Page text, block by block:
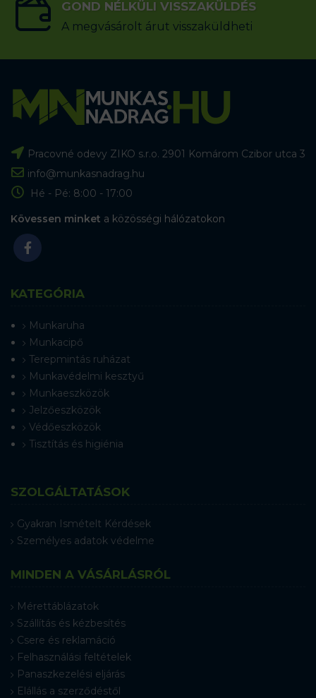
GOND NÉLKÜLI VISSZAKÜLDÉS
A megvásárolt árut visszaküldheti
Pracovné odevy ZIKO s.r.o. 2901 Komárom Czibor utca 3
info@munkasnadrag.hu
Hé - Pé: 8:00 - 17:00
Kövessen minket a közösségi hálózatokon
KATEGÓRIA
Munkaruha
Munkacipő
Terepmintás ruházat
Munkavédelmi kesztyű
Munkaeszközök
Jelzőeszközök
Védőeszközök
Tisztítás és higiénia
SZOLGÁLTATÁSOK
Gyakran Ismételt Kérdések
Személyes adatok védelme
MINDEN A VÁSÁRLÁSRÓL
Mérettáblázatok
Szállítás és kézbesítés
Csere és reklamáció
Felhasználási feltételek
Panaszkezelési eljárás
Elállás a szerződéstől